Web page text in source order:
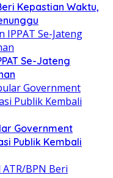
Kepastian Waktu,
Se-Jateng
Government
Publik Kembali